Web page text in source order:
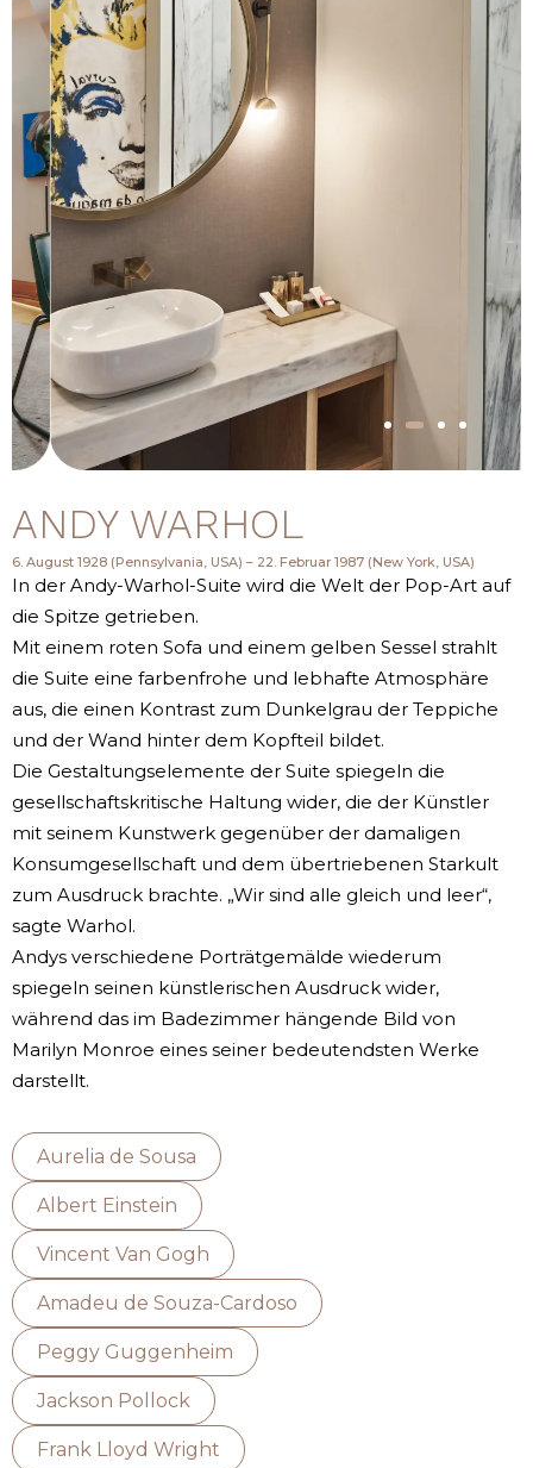
ANDY WARHOL
6. August 1928 (Pennsylvania, USA) – 22. Februar 1987 (New York, USA)
In der Andy-Warhol-Suite wird die Welt der Pop-Art auf
die Spitze getrieben.
Mit einem roten Sofa und einem gelben Sessel strahlt
die Suite eine farbenfrohe und lebhafte Atmosphäre
aus, die einen Kontrast zum Dunkelgrau der Teppiche
und der Wand hinter dem Kopfteil bildet.
Die Gestaltungselemente der Suite spiegeln die
gesellschaftskritische Haltung wider, die der Künstler
mit seinem Kunstwerk gegenüber der damaligen
Konsumgesellschaft und dem übertriebenen Starkult
zum Ausdruck brachte. „Wir sind alle gleich und leer“,
sagte Warhol.
Andys verschiedene Porträtgemälde wiederum
spiegeln seinen künstlerischen Ausdruck wider,
während das im Badezimmer hängende Bild von
Marilyn Monroe eines seiner bedeutendsten Werke
darstellt.
Aurelia de Sousa
Albert Einstein
Vincent Van Gogh
Amadeu de Souza-Cardoso
Peggy Guggenheim
Jackson Pollock
Frank Lloyd Wright